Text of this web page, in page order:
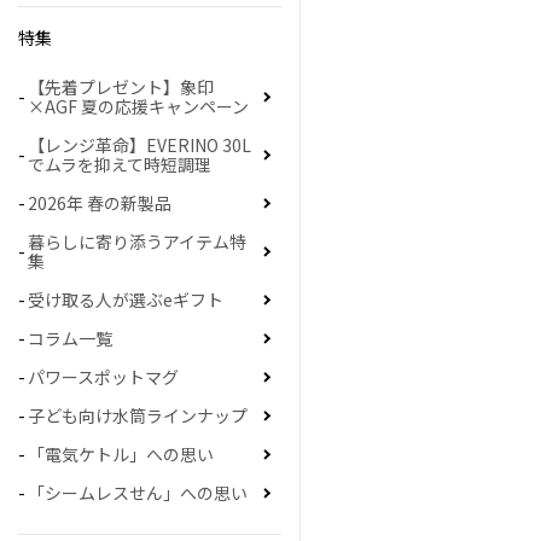
特集
【先着プレゼント】象印
×AGF 夏の応援キャンペーン
【レンジ革命】EVERINO 30L
でムラを抑えて時短調理
2026年 春の新製品
暮らしに寄り添うアイテム特
集
受け取る人が選ぶeギフト
コラム一覧
パワースポットマグ
子ども向け水筒ラインナップ
「電気ケトル」への思い
「シームレスせん」への思い